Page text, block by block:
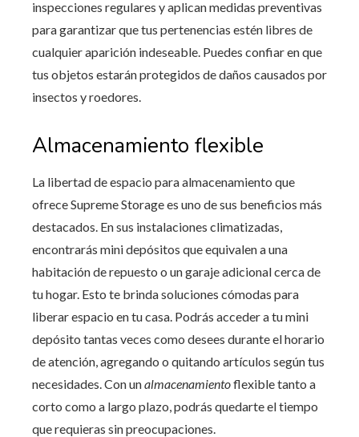
inspecciones regulares y aplican medidas preventivas
para garantizar que tus pertenencias estén libres de
cualquier aparición indeseable. Puedes confiar en que
tus objetos estarán protegidos de daños causados por
insectos y roedores.
Almacenamiento flexible
La libertad de espacio para almacenamiento que
ofrece Supreme Storage es uno de sus beneficios más
destacados. En sus instalaciones climatizadas,
encontrarás mini depósitos que equivalen a una
habitación de repuesto o un garaje adicional cerca de
tu hogar. Esto te brinda soluciones cómodas para
liberar espacio en tu casa. Podrás acceder a tu mini
depósito tantas veces como desees durante el horario
de atención, agregando o quitando artículos según tus
necesidades. Con unalmacenamientoflexible tanto a
corto como a largo plazo, podrás quedarte el tiempo
que requieras sin preocupaciones.